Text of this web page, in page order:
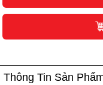
Thông Tin Sản